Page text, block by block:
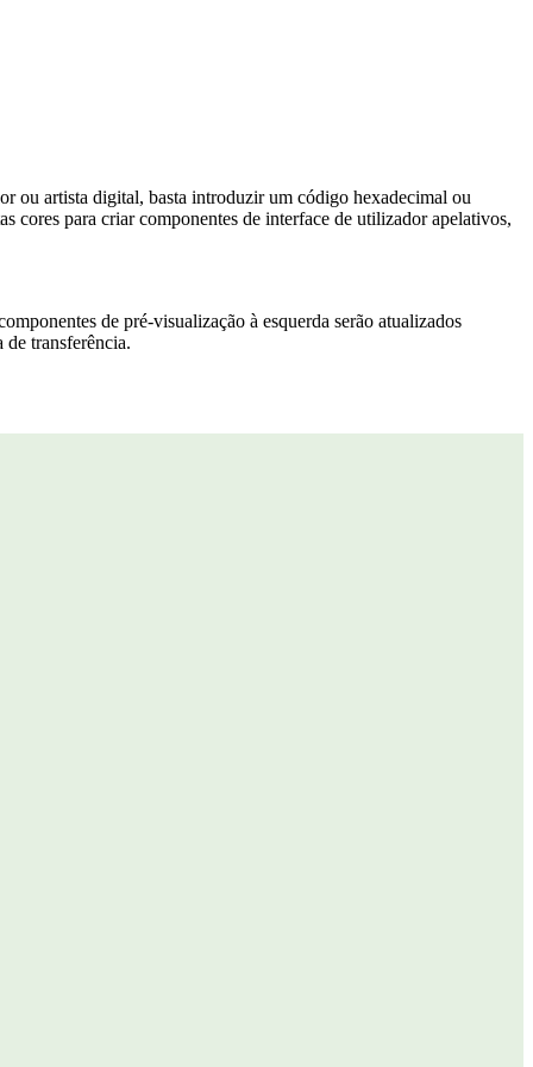
ou artista digital, basta introduzir um código hexadecimal ou
cores para criar componentes de interface de utilizador apelativos,
de pré-visualização à esquerda serão atualizados
transferência.